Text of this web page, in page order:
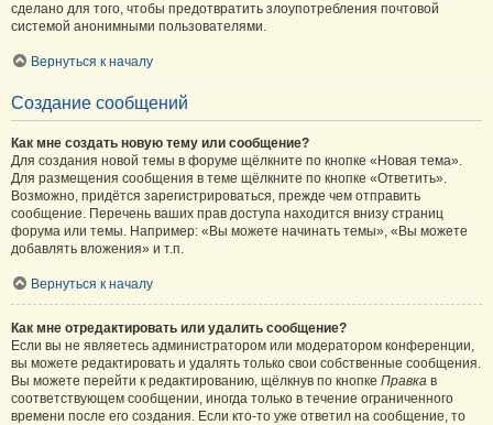
сделано для того, чтобы предотвратить злоупотребления почтовой
системой анонимными пользователями.
Вернуться к началу
Создание сообщений
Как мне создать новую тему или сообщение?
Для создания новой темы в форуме щёлкните по кнопке «Новая тема».
Для размещения сообщения в теме щёлкните по кнопке «Ответить».
Возможно, придётся зарегистрироваться, прежде чем отправить
сообщение. Перечень ваших прав доступа находится внизу страниц
форума или темы. Например: «Вы можете начинать темы», «Вы можете
добавлять вложения» и т.п.
Вернуться к началу
Как мне отредактировать или удалить сообщение?
Если вы не являетесь администратором или модератором конференции,
вы можете редактировать и удалять только свои собственные сообщения.
Вы можете перейти к редактированию, щёлкнув по кнопке Правка в
соответствующем сообщении, иногда только в течение ограниченного
времени после его создания. Если кто-то уже ответил на сообщение, то